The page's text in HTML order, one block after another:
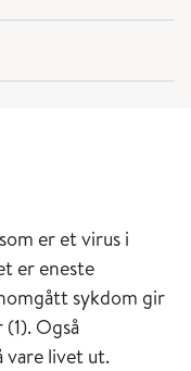
er et virus i
er eneste
sykdom gir
Også
vare livet ut.